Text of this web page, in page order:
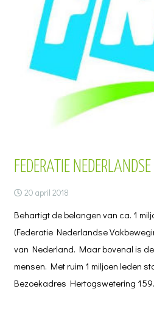
FEDERATIE
20 april 2018
Behartigt de belangen van ca. 1
(Federatie Nederlandse
van Nederland. Maar bovenal is
mensen. Met ruim 1 miljoen leden
Bezoekadres Hertogswetering